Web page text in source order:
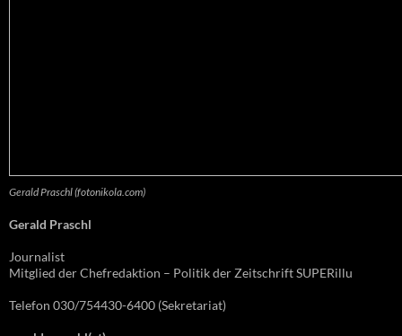
Gerald Praschl (fotonikola.com)
Gerald Praschl
Journalist
Mitglied der Chefredaktion – Politik der Zeitschrift SUPERillu
Telefon 030/754430-6400 (Sekretariat)